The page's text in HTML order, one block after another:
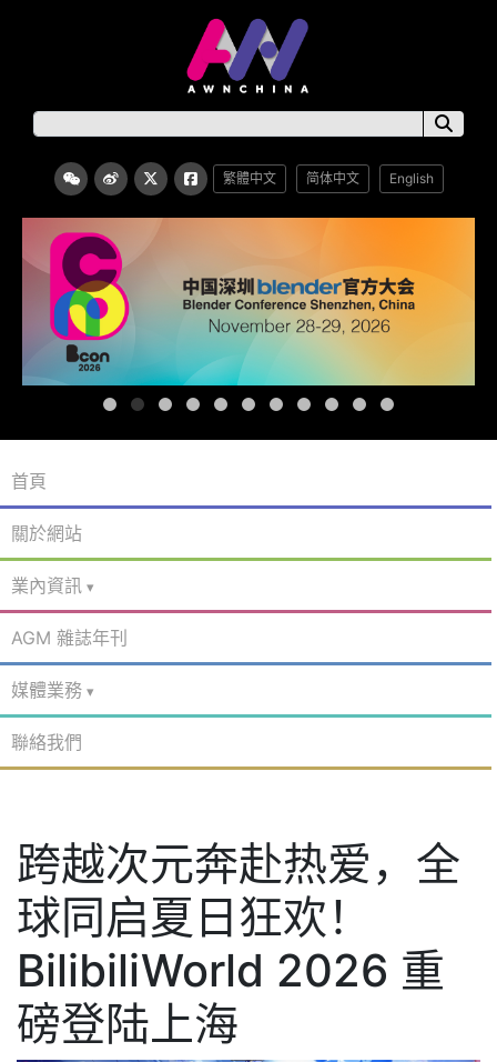
繁體中文 简体中文 English
首頁
關於網站
業內資訊
AGM 雜誌年刊
媒體業務
聯絡我們
跨越次元奔赴热爱，全
球同启夏日狂欢！
BilibiliWorld 2026 重
磅登陆上海